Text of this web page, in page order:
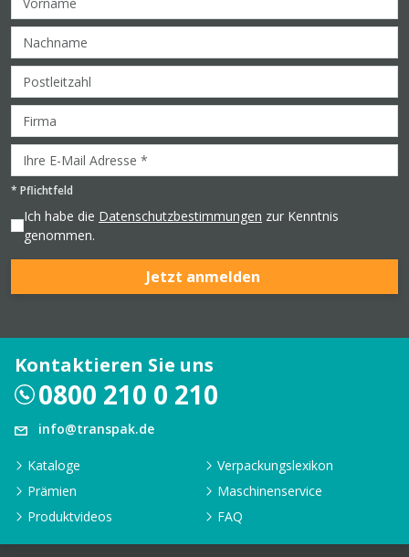
* Pflichtfeld
Ich habe die Datenschutzbestimmungen zur Kenntnis
genommen.
Jetzt anmelden
Kontaktieren Sie uns
0800 210 0 210
info@transpak.de
Kataloge
Verpackungslexikon
Prämien
Maschinenservice
Produktvideos
FAQ